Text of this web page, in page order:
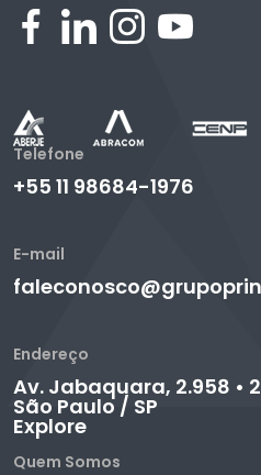
Telefone
+55 11 98684-1976
E-mail
Endereço
Av. Jabaquara, 2.958 •
São Paulo / SP
Explore
Quem Somos